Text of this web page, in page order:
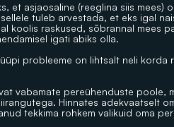
et asjaosaline (reeglina siis mees)
tuleb arvestada, et eks igal
koolis raskused, sõbrannal mees
igati abiks olla.
probleeme on lihtsalt neli korda
vabamate pereühenduste poole,
Hinnates adekvaatselt
tekkima rohkem valikuid oma